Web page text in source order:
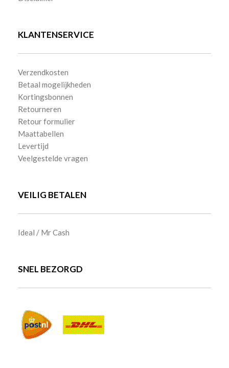
KLANTENSERVICE
Verzendkosten
Betaal mogelijkheden
Kortingsbonnen
Retourneren
Retour formulier
Maattabellen
Levertijd
Veelgestelde vragen
VEILIG BETALEN
Ideal / Mr Cash
SNEL BEZORGD